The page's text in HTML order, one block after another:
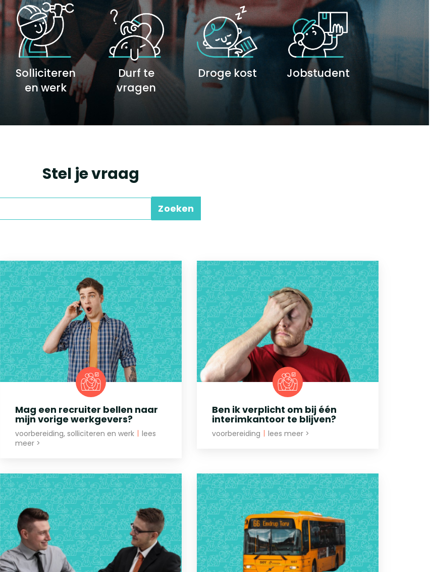
Solliciteren
en werk
Durf te
vragen
Droge kost Jobstudent
Stel je vraag
Mag een recruiter bellen naar
mijn vorige werkgevers?
voorbereiding, solliciteren en werk | lees
meer >
Ben ik verplicht om bij één
interimkantoor te blijven?
voorbereiding | lees meer >